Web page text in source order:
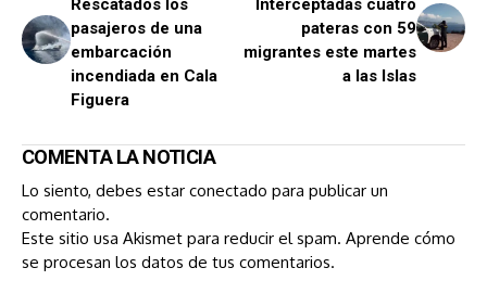
Rescatados los
pasajeros de una
embarcación
incendiada en Cala
Figuera
Interceptadas cuatro
pateras con 59
migrantes este martes
a las Islas
COMENTA LA NOTICIA
Lo siento, debes estar conectado para publicar un
comentario.
Este sitio usa Akismet para reducir el spam. Aprende cómo
se procesan los datos de tus comentarios.